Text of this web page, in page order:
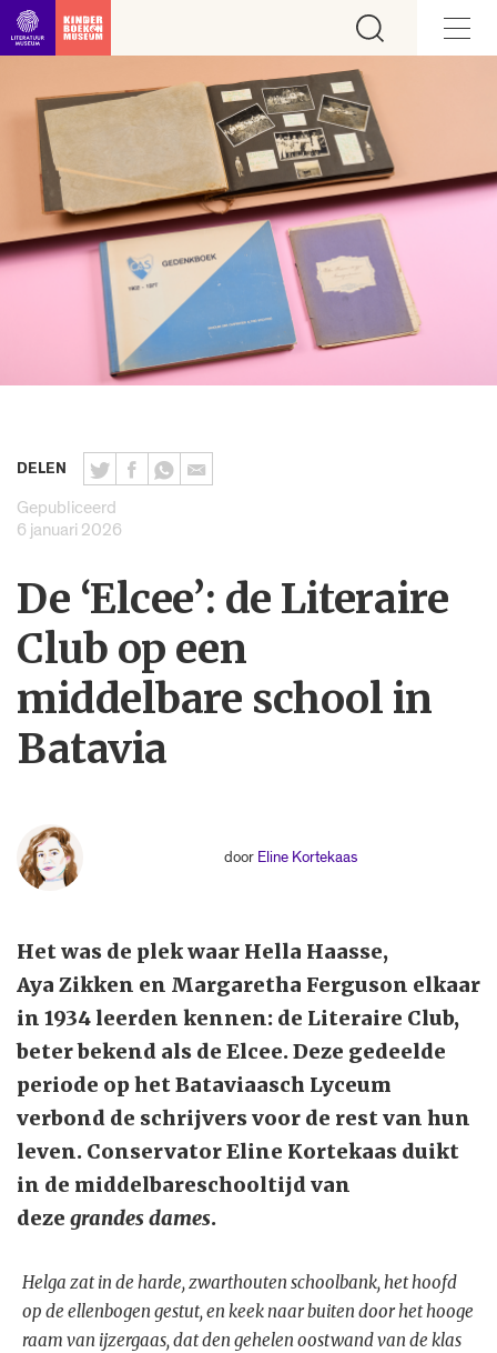
Ga direct naar inhoud
DELEN
Gepubliceerd
6 januari 2026
De ‘Elcee’: de Literaire
Club op een
middelbare school in
Batavia
door Eline Kortekaas
Het was de plek waar Hella Haasse,
Aya Zikken en Margaretha Ferguson elkaar
in 1934 leerden kennen: de Literaire Club,
beter bekend als de Elcee. Deze gedeelde
periode op het Bataviaasch Lyceum
verbond de schrijvers voor de rest van hun
leven. Conservator Eline Kortekaas duikt
in de middelbareschooltijd van
deze grandes dames.
Helga zat in de harde, zwarthouten schoolbank, het hoofd
op de ellenbogen gestut, en keek naar buiten door het hooge
raam van ijzergaas, dat den gehelen oostwand van de klas